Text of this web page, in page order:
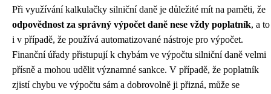
Při využívání kalkulačky silniční daně je důležité mít na paměti, že
odpovědnost za správný výpočet daně nese vždy poplatník, a to
i v případě, že používá automatizované nástroje pro výpočet.
Finanční úřady přistupují k chybám ve výpočtu silniční daně velmi
přísně a mohou udělit významné sankce. V případě, že poplatník
zjistí chybu ve výpočtu sám a dobrovolně ji přizná, může se